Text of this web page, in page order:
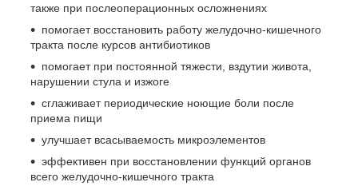
также при послеоперационных осложнениях
помогает восстановить работу желудочно-кишечного
тракта после курсов антибиотиков
помогает при постоянной тяжести, вздутии живота,
нарушении стула и изжоге
сглаживает периодические ноющие боли после
приема пищи
улучшает всасываемость микроэлементов
эффективен при восстановлении функций органов
всего желудочно-кишечного тракта